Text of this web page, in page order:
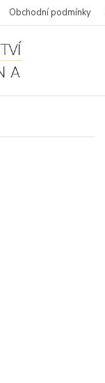
Obchodní podmínky